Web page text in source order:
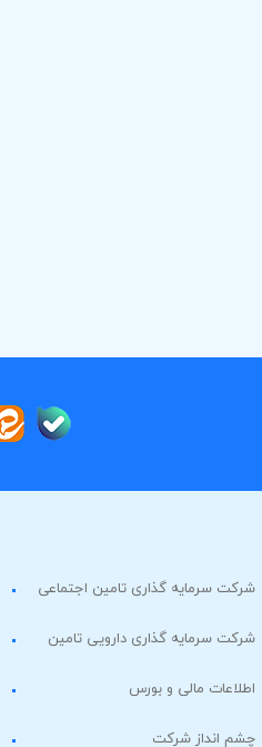
شرکت سرمایه گذاری تامین اجتماعی
شرکت سرمایه گذاری دارویی تامین
اطلاعات مالی و بورس
چشم انداز شرکت